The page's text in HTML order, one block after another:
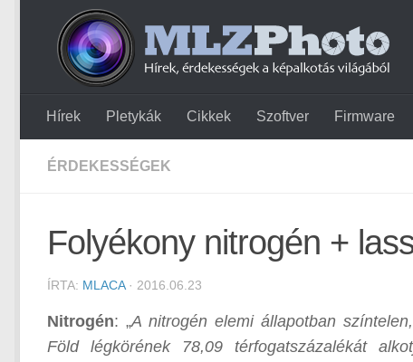
Hírek Pletykák Cikkek Szoftver Firmware
ÉRDEKESSÉGEK
Folyékony nitrogén +
ÍRTA: MLACA· 2016.06.23
Nitrogén: „A nitrogén elemi állapotban
Föld légkörének 78,09 térfogatszázalékát